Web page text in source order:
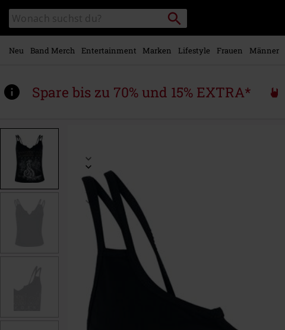
Hauptinhalt
springen
Katalog
durchsuchen
Packstation
suchen
Neu Band Merch Entertainment Marken Lifestyle Frauen Männer
Spare bis zu 70% und 15% EXTRA*
www.emp.at/p/oxygen/582103.html